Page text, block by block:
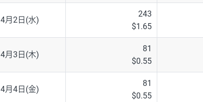
EUR/AUD 103円
43円
66円
EUR/CHF 111円
4月2日(水)
243
$1.65
4月3日(木)
81
$0.55
4月4日(金)
81
$0.55